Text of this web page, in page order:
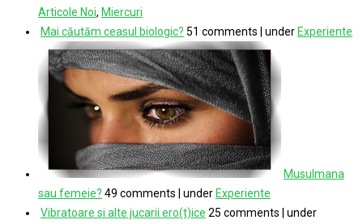
Articole Noi, Miercuri
Mai căutăm ceasul biologic? 51 comments under Experiente
Musulmana
sau femeie? 49 comments under Experiente
Vibratoare si alte jucarii ero(t)ice 25 comments
under